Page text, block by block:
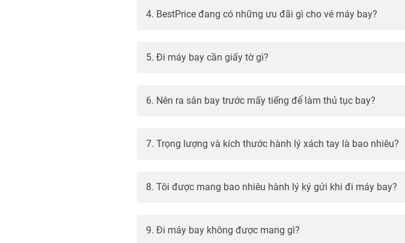
4. BestPrice đang có những ưu đãi gì cho vé máy bay?
5. Đi máy bay cần giấy tờ gì?
6. Nên ra sân bay trước mấy tiếng để làm thủ tục bay?
7. Trọng lượng và kích thước hành lý xách tay là bao nhiêu?
8. Tôi được mang bao nhiêu hành lý ký gửi khi đi máy bay?
9. Đi máy bay không được mang gì?